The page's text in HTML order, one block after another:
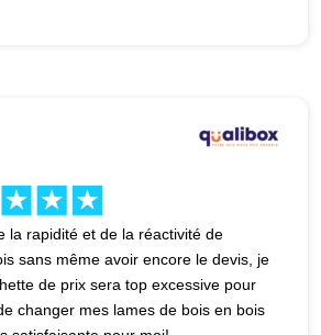
la rapidité et de la réactivité de
sans même avoir encore le devis, je
de prix sera top excessive pour
changer mes lames de bois en bois